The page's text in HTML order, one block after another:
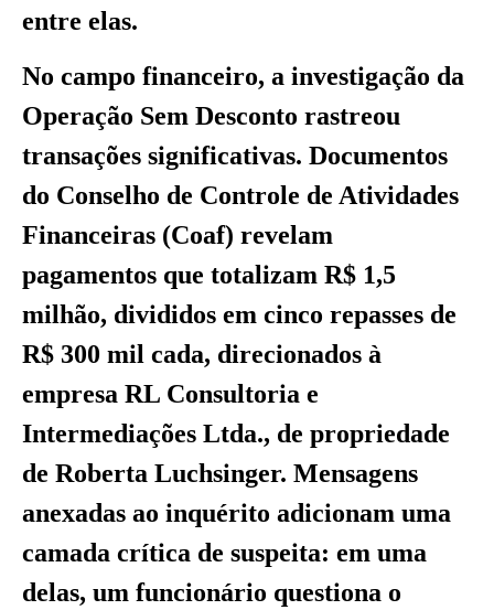
entre elas.
No campo financeiro, a investigação da
Operação Sem Desconto rastreou
transações significativas. Documentos
do Conselho de Controle de Atividades
Financeiras (Coaf) revelam
pagamentos que totalizam R$ 1,5
milhão, divididos em cinco repasses de
R$ 300 mil cada, direcionados à
empresa RL Consultoria e
Intermediações Ltda., de propriedade
de Roberta Luchsinger. Mensagens
anexadas ao inquérito adicionam uma
camada crítica de suspeita: em uma
delas, um funcionário questiona o